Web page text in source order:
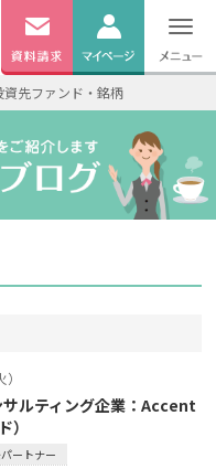
無料資料
請求
ログイン
資先ファンド・銘柄
ルティング企業：Accent
）
ートナー